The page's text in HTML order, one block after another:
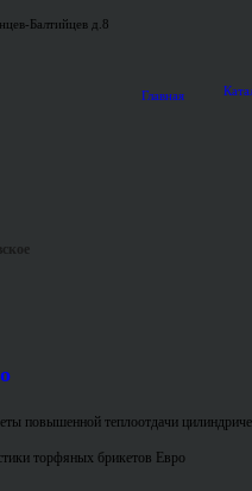
Балтийцев д.8
Главная
повышенной теплоотдачи
торфяных брикетов Евро